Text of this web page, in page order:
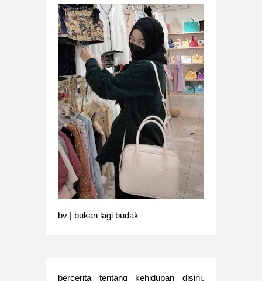
bv | bukan lagi budak
bercerita tentang kehidupan disini.